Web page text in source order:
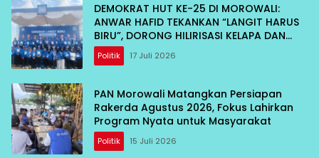
DEMOKRAT HUT KE-25 DI MOROWALI:
ANWAR HAFID TEKANKAN “LANGIT HARUS
BIRU”, DORONG HILIRISASI KELAPA DAN
TEKAN INFLASI IKAN
Politik 17 Juli 2026
PAN Morowali Matangkan Persiapan
Rakerda Agustus 2026, Fokus Lahirkan
Program Nyata untuk Masyarakat
Politik 15 Juli 2026